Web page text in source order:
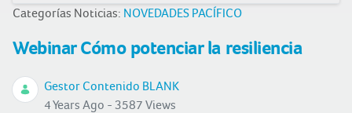
Categorías Noticias: NOVEDADES PACÍFICO
Webinar Cómo potenciar la resiliencia
Gestor Contenido BLANK
4 Years Ago - 3587 Views